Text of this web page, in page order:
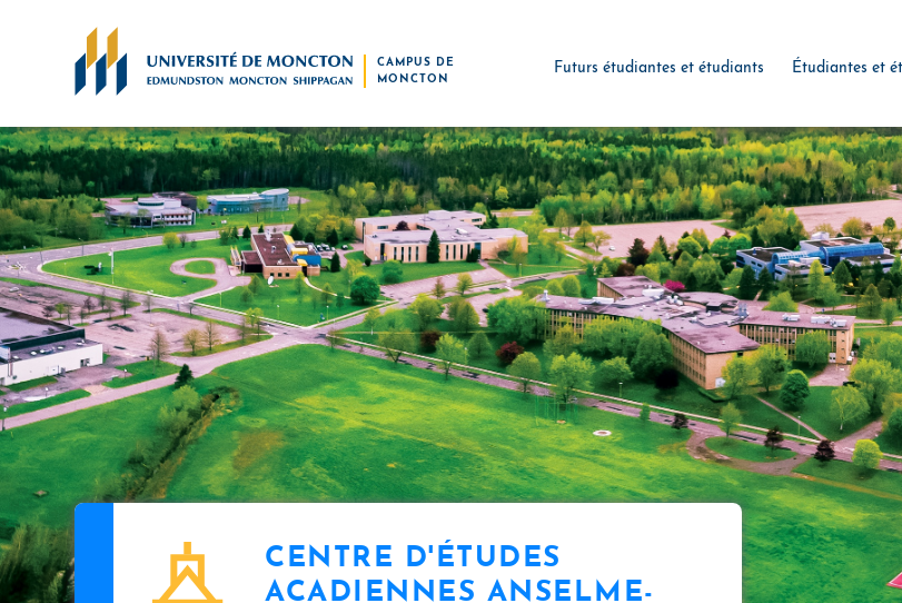
CAMPUS DE
MONCTON
Futurs étudiantes et étudiants Étudiantes et
CENTRE D'ÉTUDES
ACADIENNES ANSELME-